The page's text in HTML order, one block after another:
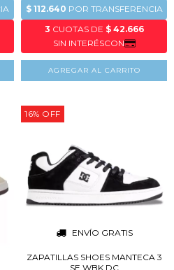
AGREGAR AL CARRITO
16% OFF
ENVÍO GRATIS
ZAPATILLAS SHOES MANTECA 3
SE WBK DC